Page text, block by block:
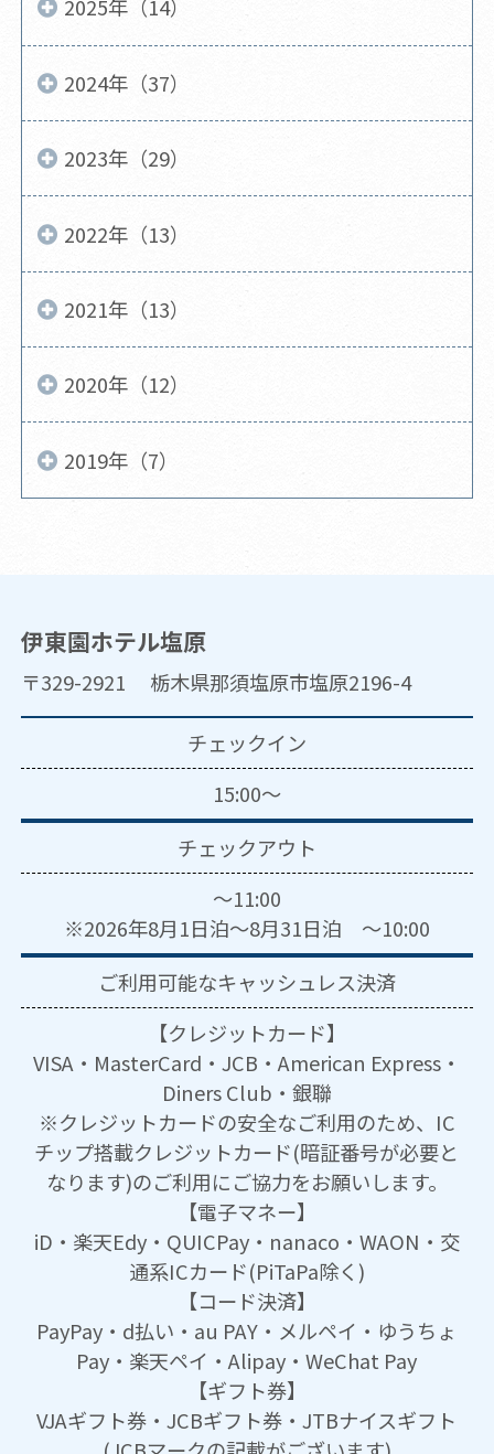
2025年（14）
2024年（37）
2023年（29）
2022年（13）
2021年（13）
2020年（12）
2019年（7）
伊東園ホテル塩原
〒329-2921 栃木県那須塩原市塩原2196-4
チェックイン
15:00～
チェックアウト
～11:00
※2026年8月1日泊～8月31日泊 ～10:00
ご利用可能なキャッシュレス決済
【クレジットカード】
VISA・MasterCard・JCB・American Express・
Diners Club・銀聯
※クレジットカードの安全なご利用のため、IC
チップ搭載クレジットカード(暗証番号が必要と
なります)のご利用にご協力をお願いします。
【電子マネー】
iD・楽天Edy・QUICPay・nanaco・WAON・交
通系ICカード(PiTaPa除く)
【コード決済】
PayPay・d払い・au PAY・メルペイ・ゆうちょ
Pay・楽天ペイ・Alipay・WeChat Pay
【ギフト券】
VJAギフト券・JCBギフト券・JTBナイスギフト